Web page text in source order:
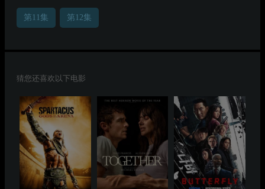
第11集 第12集
猜您还喜欢以下电影